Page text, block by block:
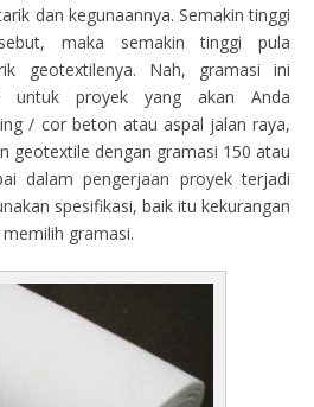
dan kegunaannya. Semakin tinggi
maka semakin tinggi pula
geotextilenya. Nah, gramasi ini
untuk proyek yang akan Anda
/ cor beton atau aspal jalan raya,
geotextile dengan gramasi 150 atau
dalam pengerjaan proyek terjadi
spesifikasi, baik itu kekurangan
gramasi.